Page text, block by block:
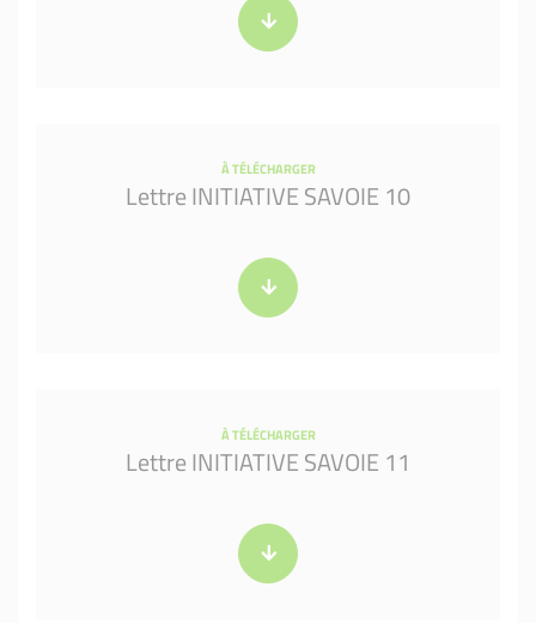
À TÉLÉCHARGER
Lettre INITIATIVE SAVOIE 10
À TÉLÉCHARGER
Lettre INITIATIVE SAVOIE 11